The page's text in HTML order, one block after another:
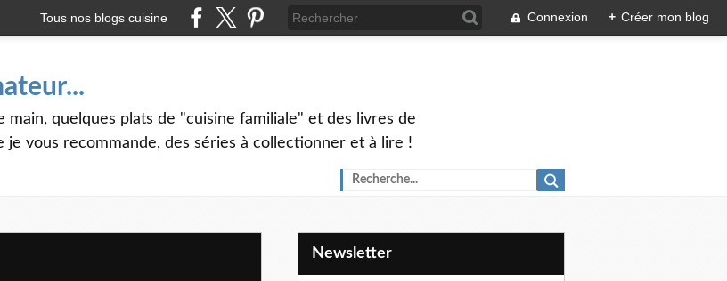
Tous nos blogs cuisine Connexion + Créer mon blog
main, quelques plats de "cuisine familiale" et des livres de
je vous recommande, des séries à collectionner et à lire !
Newsletter